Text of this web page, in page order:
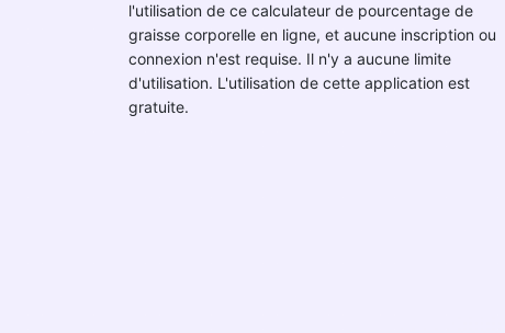
l'utilisation de ce calculateur de pourcentage de
graisse corporelle en ligne, et aucune inscription ou
connexion n'est requise. Il n'y a aucune limite
d'utilisation. L'utilisation de cette application est
gratuite.